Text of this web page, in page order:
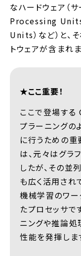
なハードウェア（
Processing Units
Units）など）と、
トウェアが含まれま
★ここ重要！
ここで登場する
プラーニング
に行うための重
は、元々はグラ
したが、その並
も広く活用され
機械学習のワ
たプロセッサで
ニングや推論処
性能を発揮しま